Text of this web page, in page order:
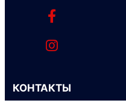
КОНТАКТЫ